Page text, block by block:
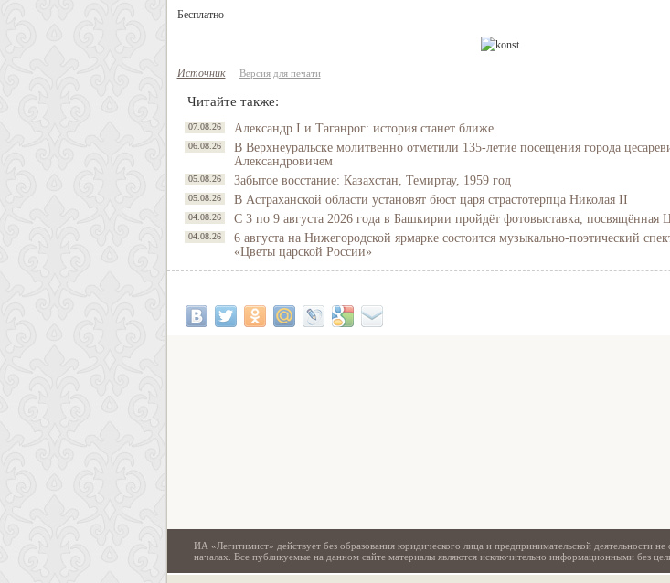
Бесплатно
Источник Версия для печати
Читайте также:
07.08.26 Александр I и Таганрог: история станет ближе
06.08.26
В Верхнеуральске молитвенно отметили 135-летие посещения города
Александровичем
05.08.26 Забытое восстание: Казахстан, Темиртау, 1959 год
05.08.26 В Астраханской области установят бюст царя страстотерпца Николая II
04.08.26 С 3 по 9 августа 2026 года в Башкирии пройдёт фотовыставка, посвящённая
04.08.26
6 августа на Нижегородской ярмарке состоится музыкально-поэтический
«Цветы царской России»
ИА «Легитимист» действует без образования юридического лица и предпринимательской деятельности
началах. Все публикуемые на данном сайте материалы являются исключительно информационными без